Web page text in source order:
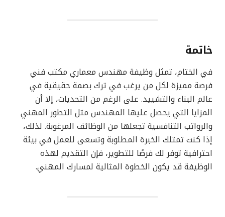
خاتمة
في الختام، تمثل وظيفة مهندس معماري مكتب فني
فرصة مميزة لكل من يرغب في ترك بصمة حقيقية في
عالم البناء والتشييد. على الرغم من التحديات، إلا أن
المزايا التي يحصل عليها المهندس مثل التطور المهني
والرواتب التنافسية تجعلها من الوظائف المرغوبة. لذلك،
إذا كنت تمتلك الخبرة المطلوبة وتسعى للعمل في بيئة
احترافية توفر لك فرصًا للتطوير، فإن التقديم لهذه
الوظيفة قد يكون الخطوة المثالية لمسارك المهني.